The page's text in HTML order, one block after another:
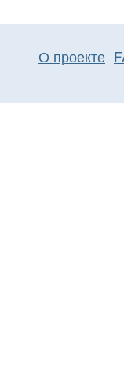
О проекте